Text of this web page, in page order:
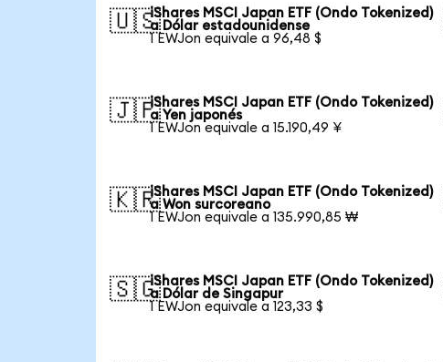
🇺🇸iShares MSCI Japan ETF (Ondo Tokenized)
a Dólar estadounidense
1 EWJon equivale a 96,48 $
🇯🇵iShares MSCI Japan ETF (Ondo Tokenized)
a Yen japonés
1 EWJon equivale a 15.190,49 ¥
🇰🇷iShares MSCI Japan ETF (Ondo Tokenized)
a Won surcoreano
1 EWJon equivale a 135.990,85 ₩
🇸🇬iShares MSCI Japan ETF (Ondo Tokenized)
a Dólar de Singapur
1 EWJon equivale a 123,33 $